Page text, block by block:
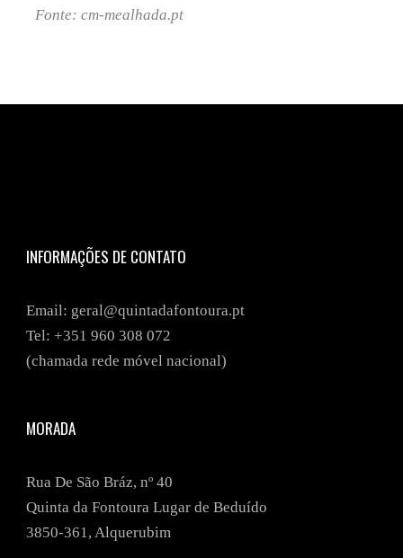
Fonte: cm-mealhada.pt
INFORMAÇÕES DE CONTATO
Email: geral@quintadafontoura.pt
Tel: +351 960 308 072
(chamada rede móvel nacional)
MORADA
Rua De São Bráz, nº 40
Quinta da Fontoura Lugar de Beduído
3850-361, Alquerubim